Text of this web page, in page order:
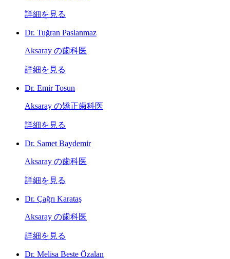
詳細を見る
Dr. Tuğran Paslanmaz
Aksaray の歯科医
詳細を見る
Dr. Emir Tosun
Aksaray の矯正歯科医
詳細を見る
Dr. Samet Baydemir
Aksaray の歯科医
詳細を見る
Dr. Çağrı Karataş
Aksaray の歯科医
詳細を見る
Dr. Melisa Beste Özalan